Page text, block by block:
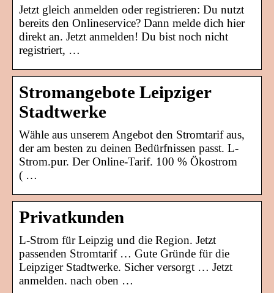
Jetzt gleich anmelden oder registrieren: Du nutzt
bereits den Onlineservice? Dann melde dich hier
direkt an. Jetzt anmelden! Du bist noch nicht
registriert, …
Stromangebote Leipziger
Stadtwerke
Wähle aus unserem Angebot den Stromtarif aus,
der am besten zu deinen Bedürfnissen passt. L-
Strom.pur. Der Online-Tarif. 100 % Ökostrom
( …
Privatkunden
L-Strom für Leipzig und die Region. Jetzt
passenden Stromtarif … Gute Gründe für die
Leipziger Stadtwerke. Sicher versorgt … Jetzt
anmelden. nach oben …